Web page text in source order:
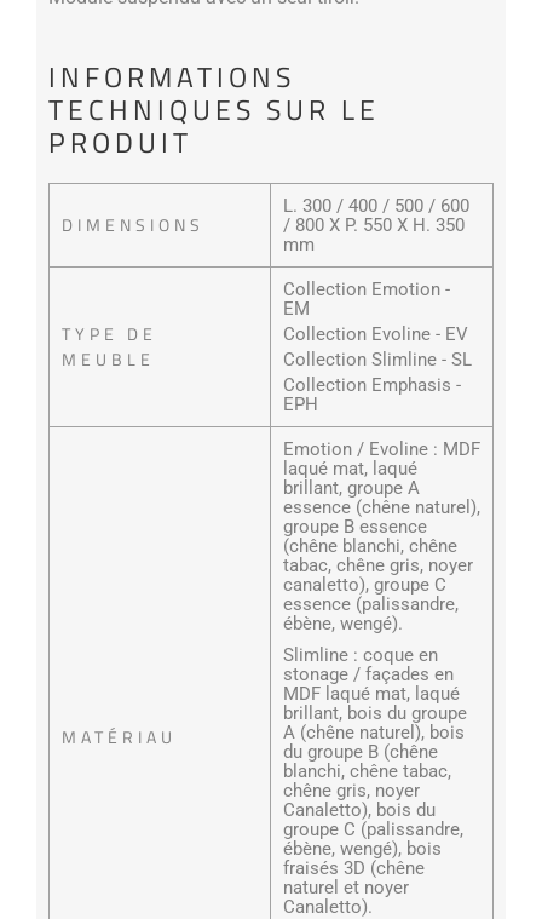
INFORMATIONS
TECHNIQUES SUR LE
PRODUIT
DIMENSIONS
L. 300 / 400 / 500 / 600
/ 800 X P. 550 X H. 350
mm
TYPE DE
MEUBLE
Collection Emotion -
EM
Collection Evoline - EV
Collection Slimline - SL
Collection Emphasis -
EPH
MATÉRIAU
Emotion / Evoline : MDF
laqué mat, laqué
brillant, groupe A
essence (chêne naturel),
groupe B essence
(chêne blanchi, chêne
tabac, chêne gris, noyer
canaletto), groupe C
essence (palissandre,
ébène, wengé).
Slimline : coque en
stonage / façades en
MDF laqué mat, laqué
brillant, bois du groupe
A (chêne naturel), bois
du groupe B (chêne
blanchi, chêne tabac,
chêne gris, noyer
Canaletto), bois du
groupe C (palissandre,
ébène, wengé), bois
fraisés 3D (chêne
naturel et noyer
Canaletto).